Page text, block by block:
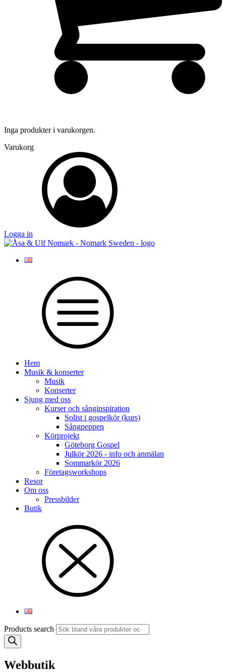
Inga produkter i varukorgen.
Varukorg
Logga in
Hem
Musik & konserter
Musik
Konserter
Sjung med oss
Kurser och sånginspiration
Solist i gospelkör (kurs)
Sångpeppen
Körprojekt
Göteborg Gospel
Julkör 2026 - info och anmälan
Sommarkör 2026
Företagsworkshops
Resor
Om oss
Pressbilder
Butik
Products search
Webbutik